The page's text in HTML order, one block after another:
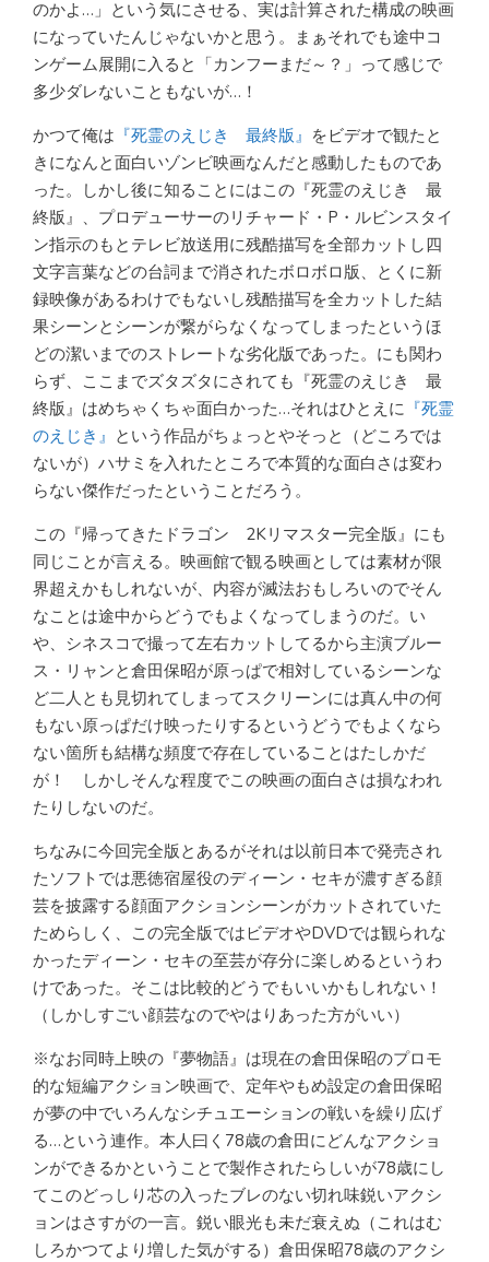
のかよ…」という気にさせる、実は計算された構成の映画
になっていたんじゃないかと思う。まぁそれでも途中コ
ンゲーム展開に入ると「カンフーまだ～？」って感じで
多少ダレないこともないが…！
かつて俺は 『死霊のえじき 最終版』 をビデオで観たと
きになんと面白いゾンビ映画なんだと感動したものであ
った。しかし後に知ることにはこの『死霊のえじき 最
終版』、プロデューサーのリチャード・P・ルビンスタイ
ン指示のもとテレビ放送用に残酷描写を全部カットし四
文字言葉などの台詞まで消されたボロボロ版、とくに新
録映像があるわけでもないし残酷描写を全カットした結
果シーンとシーンが繋がらなくなってしまったというほ
どの潔いまでのストレートな劣化版であった。にも関わ
らず、ここまでズタズタにされても『死霊のえじき 最
終版』はめちゃくちゃ面白かった…それはひとえに 『死霊
のえじき』 という作品がちょっとやそっと（どころでは
ないが）ハサミを入れたところで本質的な面白さは変わ
らない傑作だったということだろう。
この『帰ってきたドラゴン 2Kリマスター完全版』にも
同じことが言える。映画館で観る映画としては素材が限
界超えかもしれないが、内容が滅法おもしろいのでそん
なことは途中からどうでもよくなってしまうのだ。い
や、シネスコで撮って左右カットしてるから主演ブルー
ス・リャンと倉田保昭が原っぱで相対しているシーンな
ど二人とも見切れてしまってスクリーンには真ん中の何
もない原っぱだけ映ったりするというどうでもよくなら
ない箇所も結構な頻度で存在していることはたしかだ
が！ しかしそんな程度でこの映画の面白さは損なわれ
たりしないのだ。
ちなみに今回完全版とあるがそれは以前日本で発売され
たソフトでは悪徳宿屋役のディーン・セキが濃すぎる顔
芸を披露する顔面アクションシーンがカットされていた
ためらしく、この完全版ではビデオやDVDでは観られな
かったディーン・セキの至芸が存分に楽しめるというわ
けであった。そこは比較的どうでもいいかもしれない！
（しかしすごい顔芸なのでやはりあった方がいい）
※なお同時上映の『夢物語』は現在の倉田保昭のプロモ
的な短編アクション映画で、定年やもめ設定の倉田保昭
が夢の中でいろんなシチュエーションの戦いを繰り広げ
る…という連作。本人曰く78歳の倉田にどんなアクショ
ンができるかということで製作されたらしいが78歳にし
てこのどっしり芯の入ったブレのない切れ味鋭いアクシ
ョンはさすがの一言。鋭い眼光も未だ衰えぬ（これはむ
しろかつてより増した気がする）倉田保昭78歳のアクシ